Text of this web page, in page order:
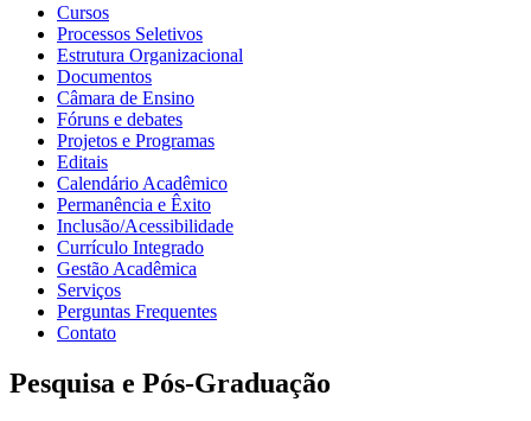
Cursos
Processos Seletivos
Estrutura Organizacional
Documentos
Câmara de Ensino
Fóruns e debates
Projetos e Programas
Editais
Calendário Acadêmico
Permanência e Êxito
Inclusão/Acessibilidade
Currículo Integrado
Gestão Acadêmica
Serviços
Perguntas Frequentes
Contato
Pesquisa e Pós-Graduação